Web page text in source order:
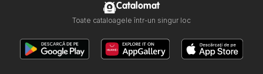
Catalomat
Toate cataloagele într-un singur loc